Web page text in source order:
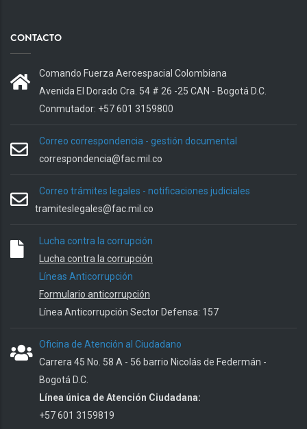
CONTACTO
Comando Fuerza Aeroespacial Colombiana
Avenida El Dorado Cra. 54 # 26 -25 CAN - Bogotá D.C.
Conmutador: +57 601 3159800
Correo correspondencia - gestión documental
correspondencia@fac.mil.co
Correo trámites legales - notificaciones judiciales
tramiteslegales@fac.mil.co
Lucha contra la corrupción
Lucha contra la corrupción
Líneas Anticorrupción
Formulario anticorrupción
Línea Anticorrupción Sector Defensa: 157
Oficina de Atención al Ciudadano
Carrera 45 No. 58 A - 56 barrio Nicolás de Federmán -
Bogotá D.C.
Línea única de Atención Ciudadana:
+57 601 3159819